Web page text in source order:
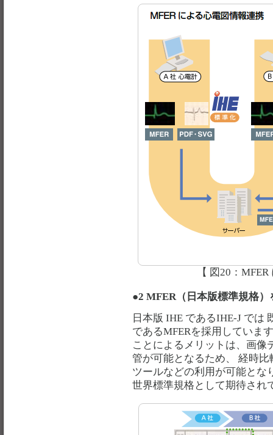
【 図20：
●2 MFER（日本版標準規格
日本版 IHE であるIHE-J では
であるMFERを採用していま
ことによるメリットは、画像
管が可能となるため、 経時
ツールなどの利用が可能とな
世界標準規格として期待され